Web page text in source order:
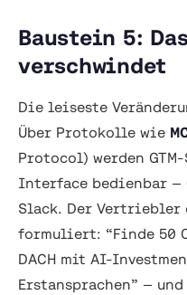
Baustein 5:
verschwindet
Die leiseste
Über Protokolle wie
Protocol) werden
Interface bedienbar —
Slack. Der Vertriebler
formuliert: “Finde 50
DACH mit AI-
Erstansprachen” —